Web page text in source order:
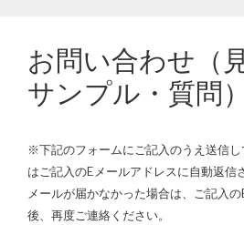
お問い合わせ（
サンプル・質問）
※下記のフォームにご記入のうえ送信
はご記入のEメールアドレスに自動返信
メールが届かなかった場合は、ご記入
後、再度ご連絡ください。